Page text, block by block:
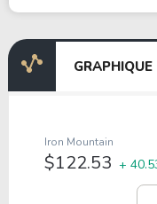
Iron Mountain
$122.53 +